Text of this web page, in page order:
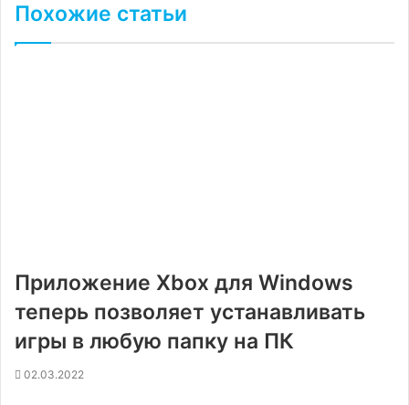
Похожие статьи
Приложение Xbox для Windows
теперь позволяет устанавливать
игры в любую папку на ПК
02.03.2022